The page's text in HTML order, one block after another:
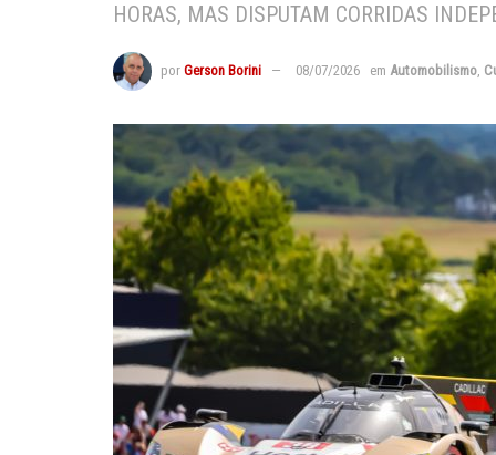
HORAS, MAS DISPUTAM CORRIDAS
por Gerson Borini 08/07/2026 em Automobilismo,